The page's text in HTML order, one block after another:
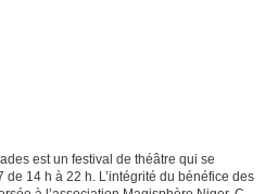
est un festival de théâtre qui se
14 h à 22 h. L’intégrité du bénéfice des